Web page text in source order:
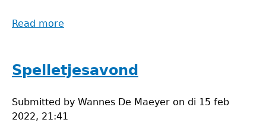
Read more
Spelletjesavond
Submitted by Wannes De Maeyer on di 15 feb
2022, 21:41